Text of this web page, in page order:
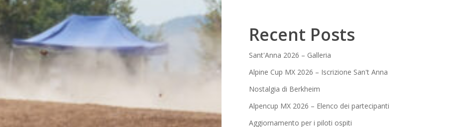
Recent Posts
Sant'Anna 2026 – Galleria
Alpine Cup MX 2026 – Iscrizione San't Anna
Nostalgia di Berkheim
Alpencup MX 2026 – Elenco dei partecipanti
Aggiornamento per i piloti ospiti